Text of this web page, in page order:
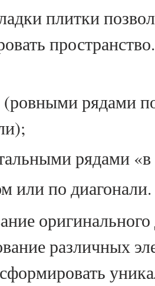
плитки
рядами
рядами
или по диагонали.
оригинального
различных